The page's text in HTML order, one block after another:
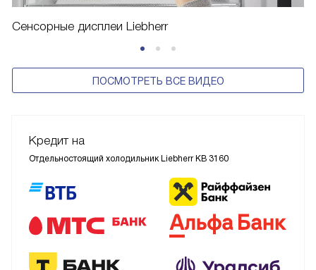
Сенсорные дисплеи Liebherr
ПОСМОТРЕТЬ ВСЕ ВИДЕО
Кредит на
Отдельностоящий холодильник Liebherr KB 3160